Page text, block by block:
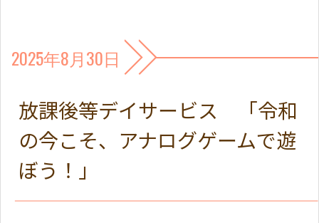
2025年8月30日
放課後等デイサービス 「令和
の今こそ、アナログゲームで遊
ぼう！」